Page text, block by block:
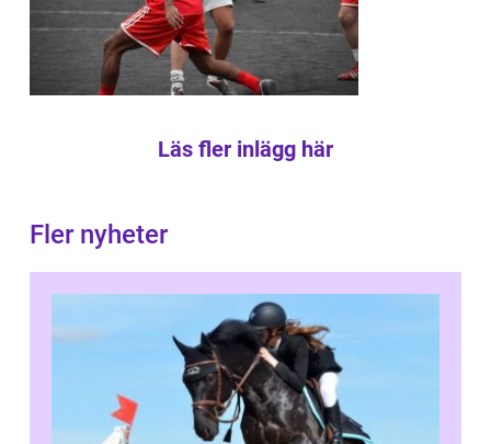
Läs fler inlägg här
Fler nyheter